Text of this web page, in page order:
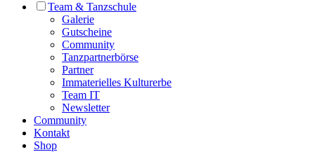
Team & Tanzschule
Galerie
Gutscheine
Community
Tanzpartnerbörse
Partner
Immaterielles Kulturerbe
Team IT
Newsletter
Community
Kontakt
Shop